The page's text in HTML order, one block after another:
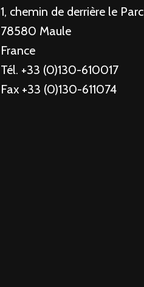
1, chemin de derrière le Parc
78580 Maule
France
Tél. +33 (0)130-610017
Fax +33 (0)130-611074